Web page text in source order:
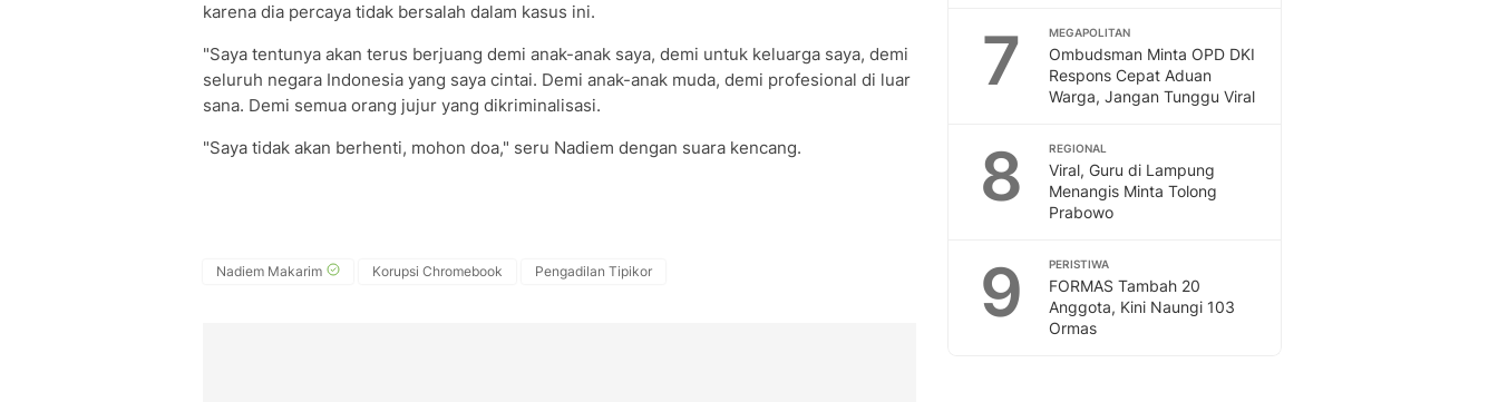
karena dia percaya tidak bersalah dalam kasus ini.
"Saya tentunya akan terus berjuang demi anak-anak saya, demi untuk keluarga saya, demi
seluruh negara Indonesia yang saya cintai. Demi anak-anak muda, demi profesional di luar
sana. Demi semua orang jujur yang dikriminalisasi.
"Saya tidak akan berhenti, mohon doa," seru Nadiem dengan suara kencang.
Nadiem Makarim Korupsi Chromebook Pengadilan Tipikor
7 MEGAPOLITAN
Ombudsman Minta OPD DKI
Respons Cepat Aduan
Warga, Jangan Tunggu Viral
8 REGIONAL
Viral, Guru di Lampung
Menangis Minta Tolong
Prabowo
9 PERISTIWA
FORMAS Tambah 20
Anggota, Kini Naungi 103
Ormas